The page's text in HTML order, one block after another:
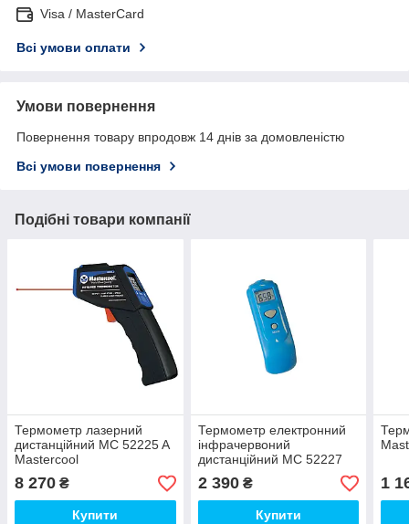
Visa / MasterCard
Всі умови оплати
Умови повернення
Повернення товару впродовж 14 днів за домовленістю
Всі умови повернення
Подібні товари компанії
Термометр лазерний
дистанційний MC 52225 A
Mastercool
8 270 ₴
Купити
Термометр електронний
інфрачервоний
дистанційний MC 52227
Mastercool
2 390₴
Купити
1